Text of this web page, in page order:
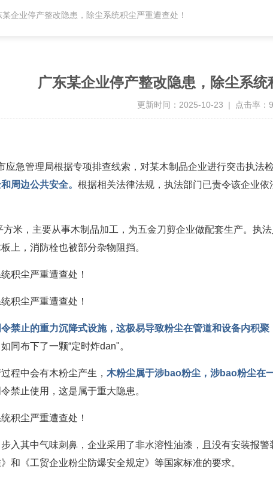
某企业停产整改隐患，除尘系统积尘严重遭查处！
广东某企业停产整改隐患，除尘系统
更新时间：2025-10-23 | 点击率：
应急管理局根据专项排查线索，对某木制品企业进行突击执法
周边公共安全。根据相关法律法规，执法部门已责令该企业
米，主要从事木制品加工，为五金刀剪企业做配套生产。执
上，消防栓也被部分杂物阻挡。
禁止的重力沉降式设施，这极易导致粉尘在管道和设备内积聚
同布下了一颗“定时炸dan"。
程中会有木粉尘产生，木粉尘属于涉bao粉尘，涉bao粉尘在
禁止使用，这是属于重大隐患。
入其中气味刺鼻，企业采用了非水溶性油漆，且没有安装报
和《工贸企业粉尘防爆安全规定》等国家标准的要求。